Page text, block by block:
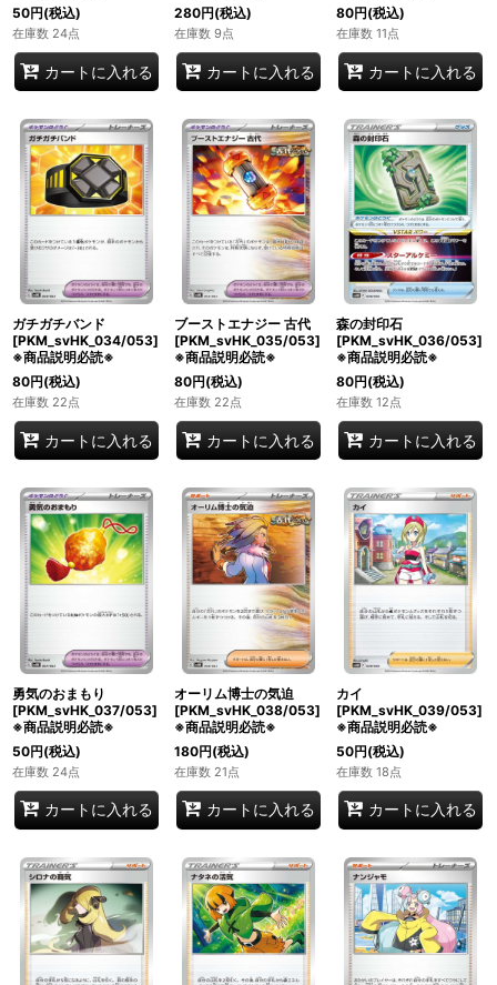
50円(税込)
在庫数 24点
カートに入れる
280円(税込)
在庫数 9点
カートに入れる
80円(税込)
在庫数 11点
カートに入れる
ガチガチバンド
[PKM_svHK_034/053]
※商品説明必読※
80円(税込)
在庫数 22点
カートに入れる
ブーストエナジー 古代
[PKM_svHK_035/053]
※商品説明必読※
80円(税込)
在庫数 22点
カートに入れる
森の封印石
[PKM_svHK_036/053]
※商品説明必読※
80円(税込)
在庫数 12点
カートに入れる
勇気のおまもり
[PKM_svHK_037/053]
※商品説明必読※
50円(税込)
在庫数 24点
カートに入れる
オーリム博士の気迫
[PKM_svHK_038/053]
※商品説明必読※
180円(税込)
在庫数 21点
カートに入れる
カイ
[PKM_svHK_039/053]
※商品説明必読※
50円(税込)
在庫数 18点
カートに入れる